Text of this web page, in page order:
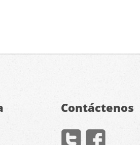
Contáctenos